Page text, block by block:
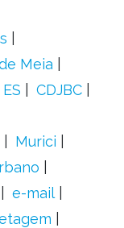
Meia
CDJBC
Murici
e-mail